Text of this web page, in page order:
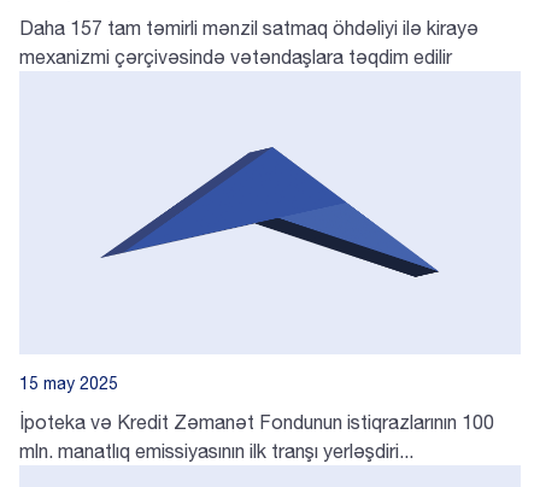
Daha 157 tam təmirli mənzil satmaq öhdəliyi ilə kirayə
mexanizmi çərçivəsində vətəndaşlara təqdim edilir
15 may 2025
İpoteka və Kredit Zəmanət Fondunun istiqrazlarının 100
mln. manatlıq emissiyasının ilk tranşı yerləşdiri...